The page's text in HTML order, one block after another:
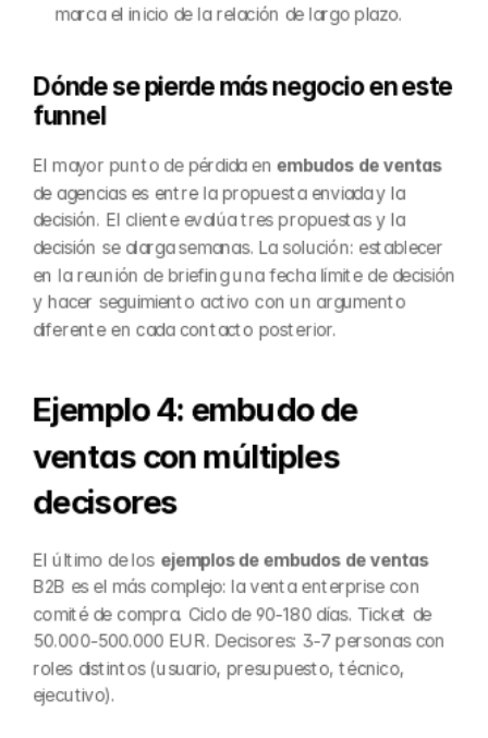
marca el inicio de la relación de largo plazo.
Dónde se pierde más negocio en este
funnel
El mayor punto de pérdida en embudos de ventas
de agencias es entre la propuesta enviada y la
decisión. El cliente evalúa tres propuestas y la
decisión se alarga semanas. La solución: establecer
en la reunión de briefing una fecha límite de decisión
y hacer seguimiento activo con un argumento
diferente en cada contacto posterior.
Ejemplo 4: embudo de
ventas con múltiples
decisores
El último de los ejemplos de embudos de ventas
B2B es el más complejo: la venta enterprise con
comité de compra. Ciclo de 90-180 días. Ticket de
50.000-500.000 EUR. Decisores: 3-7 personas con
roles distintos (usuario, presupuesto, técnico,
ejecutivo).